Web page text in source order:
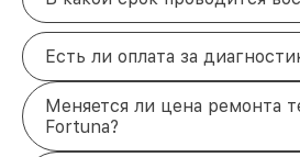
Есть ли оплата за
Меняется ли цена ремонта
Fortuna?